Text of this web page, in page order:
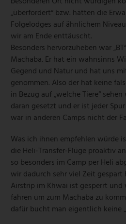
„überfordert“ bzw. hätten die
Folgelodges auf ähnlichem
wir am Ende enttäuscht.
Besonders hervorzuheben war
Machaba. Er hat ein wahnsinns
Gegend und Natur und hat uns
genommen. Also der hat keine
in Bezug auf „welche Tiere“
daran gesetzt und er ist jeder
war in anderen Camps nicht der
Was ich ihnen empfehlen würde
die Heli-Transfer-Flüge proaktiv
so besonders im Camp per Heli
wir dadurch sehr viel Zeit gespart
Airstrip im Khwai ist gesperrt und
fahren um zum Machaba zu
dafür bucht man eigentlich keine